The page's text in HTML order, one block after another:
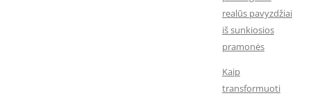
realūs pavyzdžiai
iš sunkiosios
pramonės
Kaip
transformuoti